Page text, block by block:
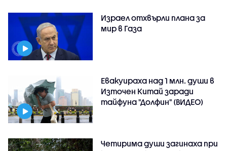
Израел отхвърли плана за
мир в Газа
Евакуираха над 1 млн. души в
Източен Китай заради
тайфуна "Долфин" (ВИДЕО)
Четирима души загинаха при